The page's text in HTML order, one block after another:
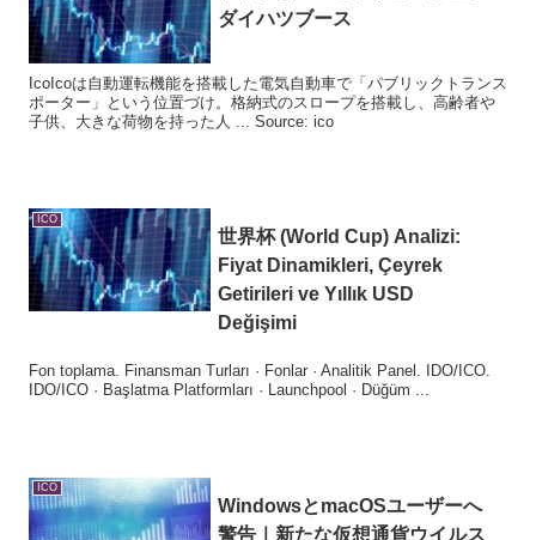
ダイハツブース
IcoIcoは自動運転機能を搭載した電気自動車で「パブリックトランス
ポーター」という位置づけ。格納式のスロープを搭載し、高齢者や
子供、大きな荷物を持った人 ... Source: ico
ICO
世界杯 (World Cup) Analizi:
Fiyat Dinamikleri, Çeyrek
Getirileri ve Yıllık USD
Değişimi
Fon toplama. Finansman Turları · Fonlar · Analitik Panel. IDO/ICO.
IDO/ICO · Başlatma Platformları · Launchpool · Düğüm ...
ICO
WindowsとmacOSユーザーへ
警告｜新たな仮想通貨ウイルス